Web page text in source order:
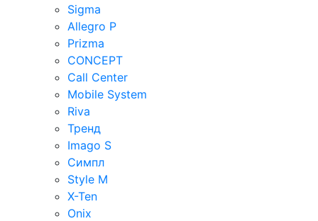
Sigma
Allegro P
Prizma
CONCEPT
Call Center
Mobile System
Riva
Тренд
Imago S
Симпл
Style M
X-Ten
Onix